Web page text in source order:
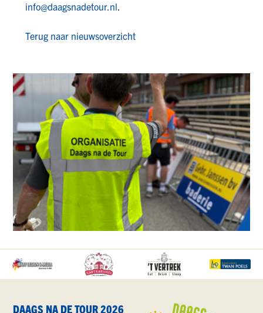
info@daagsnadetour.nl.
Terug naar nieuwsoverzicht
DAAGS NA DE TOUR 2026